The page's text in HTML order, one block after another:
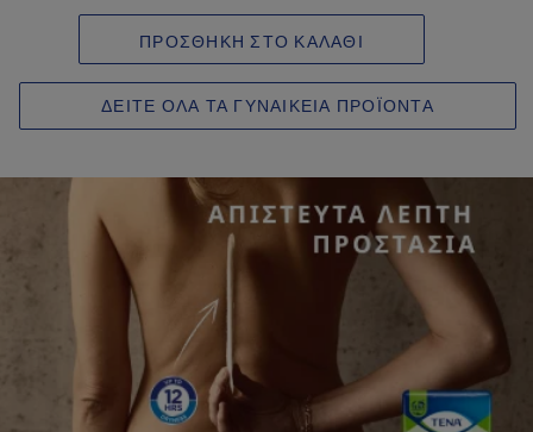
ΠΡΟΣΘΗΚΗ ΣΤΟ ΚΑΛΑΘΙ
ΔΕΙΤΕ ΟΛΑ ΤΑ ΓΥΝΑΙΚΕΙΑ ΠΡΟΪΟΝΤΑ